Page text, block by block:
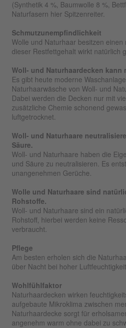
(Synthetik 4 %, Baumwolle 8 %,
Naturfasern hier Spitzenreiter.
Schmutzunempfindlichkeit
Wolle und Naturhaar besitzen
dieser Restfettgehalt wirkt natürlich
Woll- und Naturhaardecken kann
Es gibt heute moderne
Naturhaarwäsche von Woll- und
Dabei werden die Decken nur mit
zusätzliche Chemie schonend
luftgetrocknet.
Woll- und Naturhaare
Säure.
Woll- und Naturhaare haben die
und Säure zu neutralisieren. Es
unangenehmen Gerüche.
Wolle und Naturhaare sind
Rohstoffe.
Woll- und Naturhaare sind ein
Rohstoff, hierbei werden keine
verbraucht.
Pflege
Am besten erholen sich die
über Nacht bei hoher
Wohlfühlfaktor
Naturhaardecken wirken
aufgebaute Mikroklima zwischen
Naturhaardecke sorgt für
angenehm warm ohne dabei zu